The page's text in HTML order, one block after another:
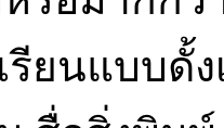
รียนแบบดั้